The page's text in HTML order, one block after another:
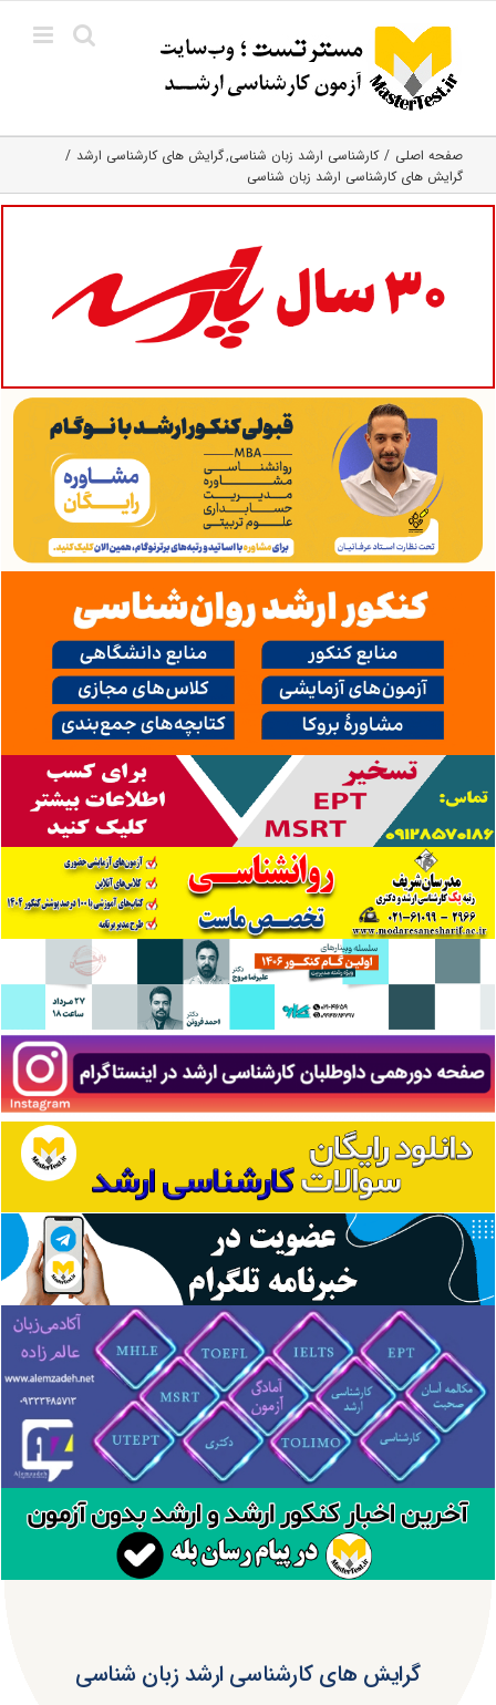
content
صفحه اصلی کارشناسی ارشد زبان شناسی گرایش های کارشناسی ارشد
گرایش های کارشناسی ارشد زبان شناسی
گرایش های کارشناسی ارشد زبان شناسی